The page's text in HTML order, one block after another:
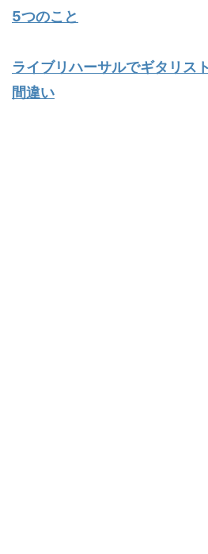
5つのこと
ライブリハーサルでギタリス
間違い